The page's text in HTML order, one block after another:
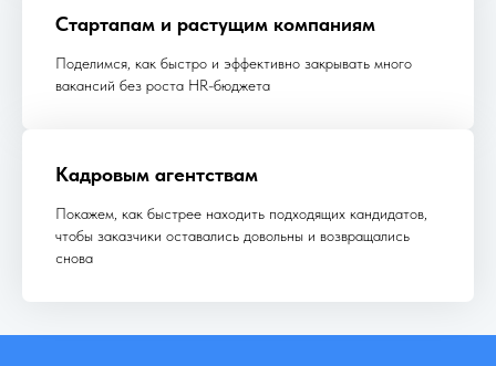
Стартапам и растущим компаниям
Поделимся, как быстро и эффективно закрывать много
вакансий без роста HR-бюджета
Кадровым агентствам
Покажем, как быстрее находить подходящих кандидатов,
чтобы заказчики оставались довольны и возвращались
снова